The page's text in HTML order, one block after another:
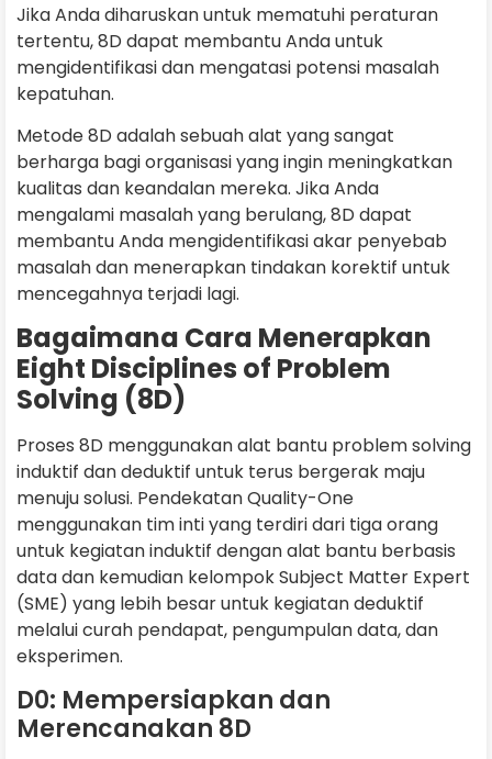
Jika Anda diharuskan untuk mematuhi peraturan
tertentu, 8D dapat membantu Anda untuk
mengidentifikasi dan mengatasi potensi masalah
kepatuhan.
Metode 8D adalah sebuah alat yang sangat
berharga bagi organisasi yang ingin meningkatkan
kualitas dan keandalan mereka. Jika Anda
mengalami masalah yang berulang, 8D dapat
membantu Anda mengidentifikasi akar penyebab
masalah dan menerapkan tindakan korektif untuk
mencegahnya terjadi lagi.
Bagaimana Cara Menerapkan
Eight Disciplines of Problem
Solving (8D)
Proses 8D menggunakan alat bantu problem solving
induktif dan deduktif untuk terus bergerak maju
menuju solusi. Pendekatan Quality-One
menggunakan tim inti yang terdiri dari tiga orang
untuk kegiatan induktif dengan alat bantu berbasis
data dan kemudian kelompok Subject Matter Expert
(SME) yang lebih besar untuk kegiatan deduktif
melalui curah pendapat, pengumpulan data, dan
eksperimen.
D0: Mempersiapkan dan
Merencanakan 8D